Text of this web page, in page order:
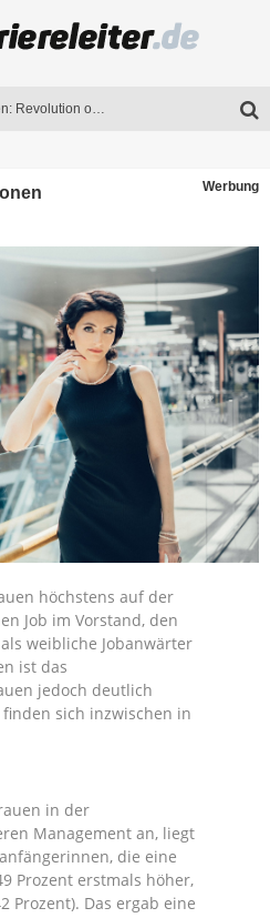
KI im Bildungswesen: Revolution oder Risiko für Schulen und Universitäten?
Werbung
höchstens auf der
Job im Vorstand, den
weibliche Jobanwärter
ist das
jedoch deutlich
sich inzwischen in
in der
Management an, liegt
die eine
Prozent erstmals höher,
Prozent). Das ergab eine